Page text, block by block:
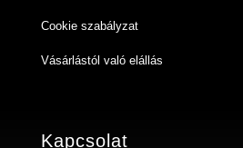
Cookie szabályzat
Vásárlástól való elállás
Kapcsolat